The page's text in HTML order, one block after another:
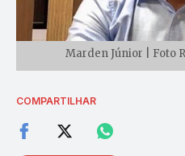
Marden Júnior | Foto
COMPARTILHAR